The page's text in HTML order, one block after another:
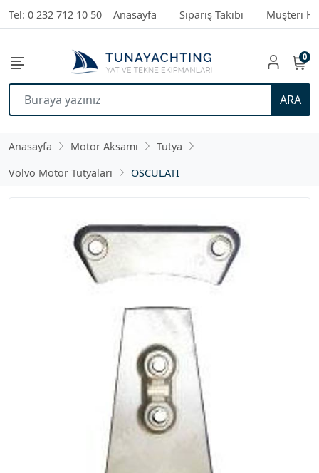
Tel: 0 232 712 10 50 Anasayfa Sipariş Takibi Müşteri
ARA
0
Anasayfa Motor Aksamı
Tutya
Volvo Motor Tutyaları
OSCULATI